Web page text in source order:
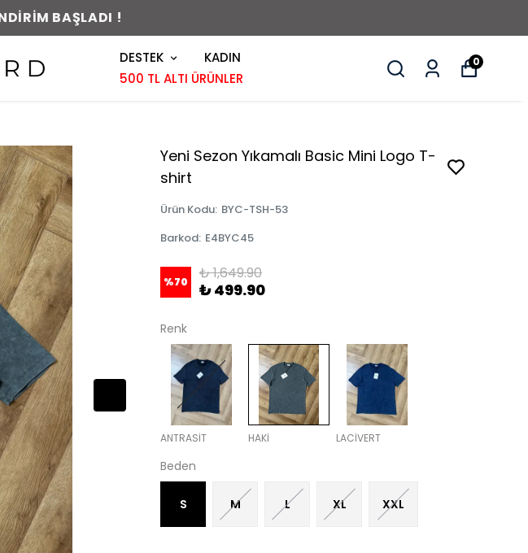
BAŞLADI !
DESTEK
KADIN
500 TL ALTI ÜRÜNLER
0
Yeni Sezon Yıkamalı Basic Mini Logo T-
shirt
Ürün Kodu: BYC-TSH-53
Barkod: E4BYC45
%70 ₺ 1,649.90
₺ 499.90
Renk
ANTRASİT HAKİ LACİVERT
Beden
S M L XL XXL